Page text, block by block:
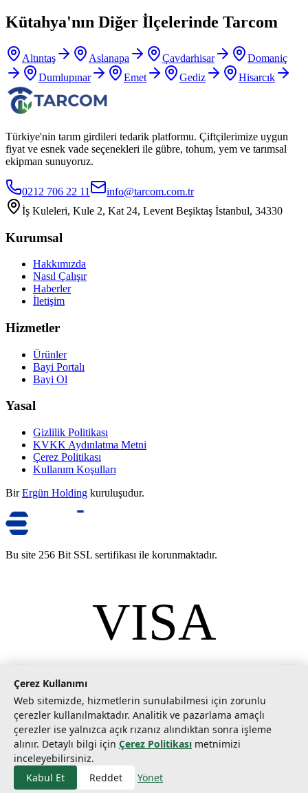
Kütahya'nın Diğer İlçelerinde Tarcom
Altıntaş Aslanapa Çavdarhisar
Domaniç
Dumlupınar
Emet Gediz Hisarcık
Türkiye'nin tarım girdileri tedarik platformu. Çiftçilerimize uygun
fiyat ve esnek vade seçenekleri ile gübre, tohum, yem ve tarımsal
ekipman sunuyoruz.
0212 706 22 11
info@tarcom.com.tr
İş Kuleleri, Kule 2, Kat 24, Levent Beşiktaş İstanbul, 34330
Kurumsal
Hakkımızda
Nasıl Çalışır
Haberler
İletişim
Hizmetler
Ürünler
Bayi Portalı
Bayi Ol
Yasal
Gizlilik Politikası
KVKK Aydınlatma Metni
Çerez Politikası
Kullanım Koşulları
Bir Ergün Holding kuruluşudur.
Bu site 256 Bit SSL sertifikası ile korunmaktadır.
VISA
mastercard
2026Tarımcom Tarım ve Teknoloji A.Ş. Tüm hakları saklıdır.